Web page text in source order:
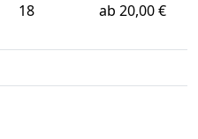
18 ab 20,00 €